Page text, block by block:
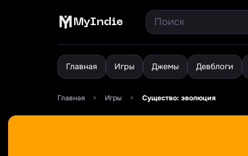
MyIndie
Главная Игры Джемы Девблоги
Главная > Игры > Существо: эволюция